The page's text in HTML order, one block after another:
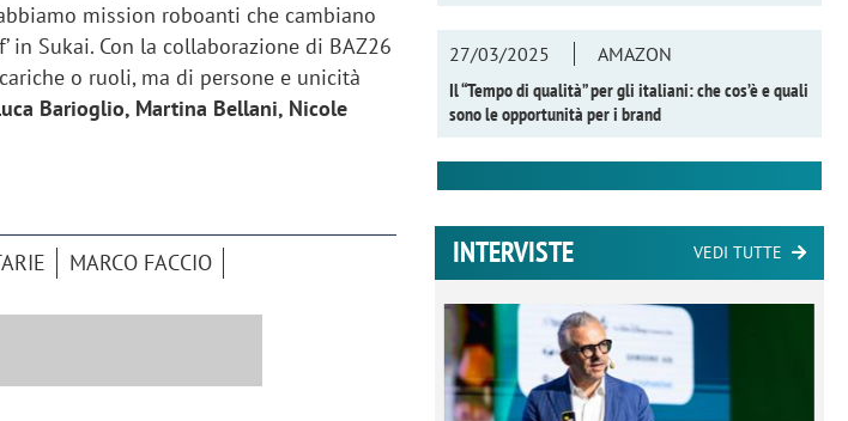
mission roboanti che cambiano
in Sukai. Con la collaborazione di BAZ26
o ruoli, ma di persone e unicità
Barioglio, Martina Bellani, Nicole
MARCO FACCIO
27/03/2025
AMAZON
Il “Tempo di qualità” per gli italiani: che cos’è e quali
sono le opportunità per i brand
INTERVISTE VEDI TUTTE